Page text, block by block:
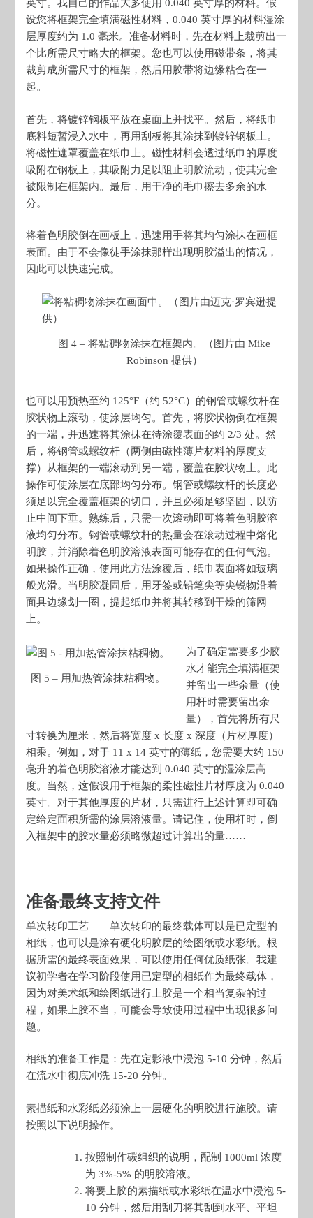
英寸。我自己的作品大多使用 0.040 英寸厚的材料。假
设您将框架完全填满磁性材料，0.040 英寸厚的材料湿涂
层厚度约为 1.0 毫米。准备材料时，先在材料上裁剪出一
个比所需尺寸略大的框架。您也可以使用磁带条，将其
裁剪成所需尺寸的框架，然后用胶带将边缘粘合在一
起。
首先，将镀锌钢板平放在桌面上并找平。然后，将纸巾
底料短暂浸入水中，再用刮板将其涂抹到镀锌钢板上。
将磁性遮罩覆盖在纸巾上。磁性材料会透过纸巾的厚度
吸附在钢板上，其吸附力足以阻止明胶流动，使其完全
被限制在框架内。最后，用干净的毛巾擦去多余的水
分。
将着色明胶倒在画板上，迅速用手将其均匀涂抹在画框
表面。由于不会像徒手涂抹那样出现明胶溢出的情况，
因此可以快速完成。
图 4 – 将粘稠物涂抹在框架内。（图片由 Mike
Robinson 提供）
也可以用预热至约 125°F（约 52°C）的钢管或螺纹杆在
胶状物上滚动，使涂层均匀。首先，将胶状物倒在框架
的一端，并迅速将其涂抹在待涂覆表面的约 2/3 处。然
后，将钢管或螺纹杆（两侧由磁性薄片材料的厚度支
撑）从框架的一端滚动到另一端，覆盖在胶状物上。此
操作可使涂层在底部均匀分布。钢管或螺纹杆的长度必
须足以完全覆盖框架的切口，并且必须足够坚固，以防
止中间下垂。熟练后，只需一次滚动即可将着色明胶溶
液均匀分布。钢管或螺纹杆的热量会在滚动过程中熔化
明胶，并消除着色明胶溶液表面可能存在的任何气泡。
如果操作正确，使用此方法涂覆后，纸巾表面将如玻璃
般光滑。当明胶凝固后，用牙签或铅笔尖等尖锐物沿着
面具边缘划一圈，提起纸巾并将其转移到干燥的筛网
上。
图 5 – 用加热管涂抹粘稠物。
为了确定需要多少胶
水才能完全填满框架
并留出一些余量（使
用杆时需要留出余
量），首先将所有尺
寸转换为厘米，然后将宽度 x 长度 x 深度（片材厚度）
相乘。例如，对于 11 x 14 英寸的薄纸，您需要大约 150
毫升的着色明胶溶液才能达到 0.040 英寸的湿涂层高
度。当然，这假设用于框架的柔性磁性片材厚度为 0.040
英寸。对于其他厚度的片材，只需进行上述计算即可确
定给定面积所需的涂层溶液量。请记住，使用杆时，倒
入框架中的胶水量必须略微超过计算出的量……
准备最终支持文件
单次转印工艺——单次转印的最终载体可以是已定型的
相纸，也可以是涂有硬化明胶层的绘图纸或水彩纸。根
据所需的最终表面效果，可以使用任何优质纸张。我建
议初学者在学习阶段使用已定型的相纸作为最终载体，
因为对美术纸和绘图纸进行上胶是一个相当复杂的过
程，如果上胶不当，可能会导致使用过程中出现很多问
题。
相纸的准备工作是：先在定影液中浸泡 5-10 分钟，然后
在流水中彻底冲洗 15-20 分钟。
素描纸和水彩纸必须涂上一层硬化的明胶进行施胶。请
按照以下说明操作。
按照制作碳组织的说明，配制 1000ml 浓度
为 3%-5% 的明胶溶液。
将要上胶的素描纸或水彩纸在温水中浸泡 5-
10 分钟，然后用刮刀将其刮到水平、平坦